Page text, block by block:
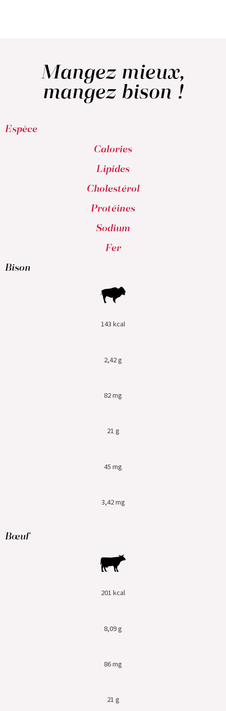
Mangez mieux,
mangez bison !
Espèce
Calories
Lipides
Cholestérol
Protéines
Sodium
Fer
Bison
143 kcal
2,42 g
82 mg
21 g
45 mg
3,42 mg
Bœuf
201 kcal
8,09 g
86 mg
21 g